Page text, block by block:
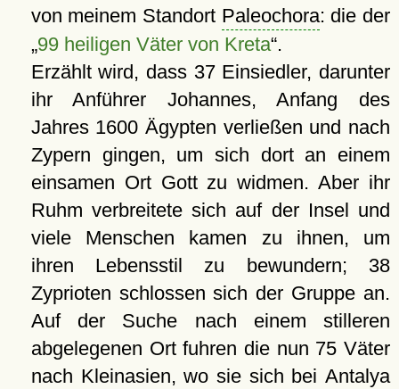
von meinem Standort Paleochora: die der
„99 heiligen Väter von Kreta“.
Erzählt wird, dass 37 Einsiedler, darunter
ihr Anführer Johannes, Anfang des
Jahres 1600 Ägypten verließen und nach
Zypern gingen, um sich dort an einem
einsamen Ort Gott zu widmen. Aber ihr
Ruhm verbreitete sich auf der Insel und
viele Menschen kamen zu ihnen, um
ihren Lebensstil zu bewundern; 38
Zyprioten schlossen sich der Gruppe an.
Auf der Suche nach einem stilleren
abgelegenen Ort fuhren die nun 75 Väter
nach Kleinasien, wo sie sich bei Antalya